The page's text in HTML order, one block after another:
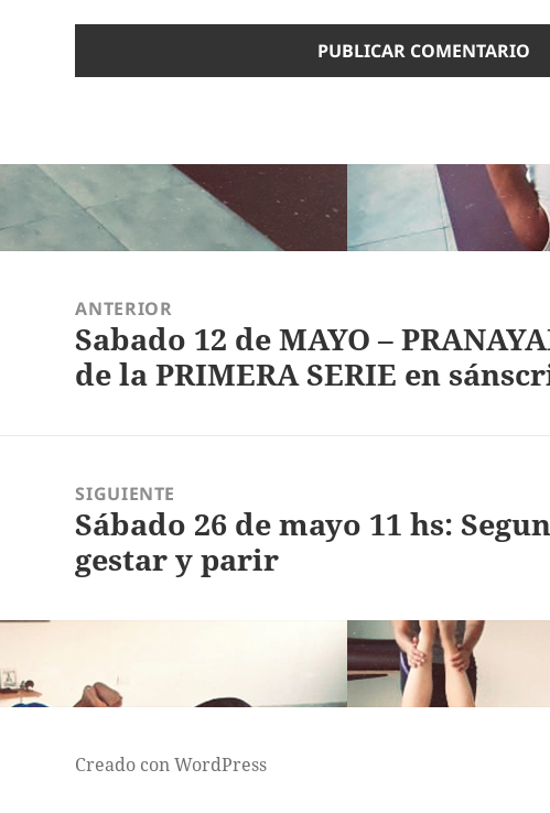
entradas
ANTERIOR
Entrada
anterior:
Sabado 12 de MAYO –
de la PRIMERA SERIE en
SIGUIENTE
Entrada
siguiente:
Sábado 26 de mayo 11 hs:
gestar y parir
Creado con WordPress